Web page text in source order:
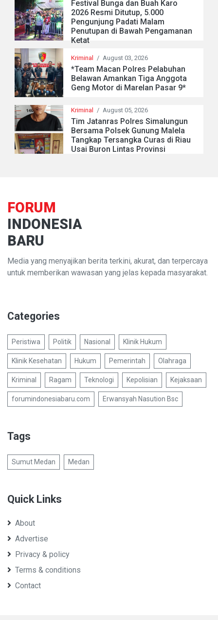
Festival Bunga dan Buah Karo
2026 Resmi Ditutup, 5.000
Pengunjung Padati Malam
Penutupan di Bawah Pengamanan
Ketat
Kriminal / August 03, 2026
*Team Macan Polres Pelabuhan
Belawan Amankan Tiga Anggota
Geng Motor di Marelan Pasar 9*
Kriminal / August 05, 2026
Tim Jatanras Polres Simalungun
Bersama Polsek Gunung Malela
Tangkap Tersangka Curas di Riau
Usai Buron Lintas Provinsi
FORUM
INDONESIA
BARU
Media yang menyajikan berita terkini, akurat, dan terpercaya
untuk memberikan wawasan yang jelas kepada masyarakat.
Categories
Peristiwa Politik Nasional Klinik Hukum
Klinik Kesehatan Hukum Pemerintah Olahraga
Kriminal Ragam Teknologi Kepolisian Kejaksaan
forumindonesiabaru.com Erwansyah Nasution Bsc
Tags
Sumut Medan Medan
Quick Links
About
Advertise
Privacy & policy
Terms & conditions
Contact